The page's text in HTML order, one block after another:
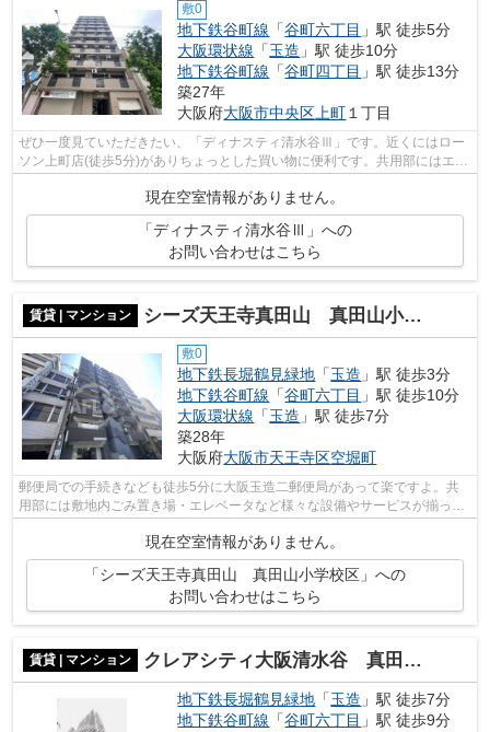
敷0
地下鉄谷町線 「谷町六丁目 」駅 徒歩5分
大阪環状線 「玉造 」駅 徒歩10分
地下鉄谷町線 「谷町四丁目 」駅 徒歩13分
築27年
大阪府大阪市中央区上町１丁目
ぜひ一度見ていただきたい、「ディナスティ清水谷Ⅲ」です。近くにはロー
ソン上町店(徒歩5分)がありちょっとした買い物に便利です。共用部にはエレ
現在空室情報がありません。
「ディナスティ清水谷Ⅲ」への
お問い合わせはこちら
賃貸 | マンション シーズ天王寺真田山 真田山小学校区
敷0
地下鉄長堀鶴見緑地 「玉造 」駅 徒歩3分
地下鉄谷町線 「谷町六丁目 」駅 徒歩10分
大阪環状線 「玉造 」駅 徒歩7分
築28年
大阪府大阪市天王寺区空堀町
郵便局での手続きなども徒歩5分に大阪玉造二郵便局があって楽ですよ。共
用部には敷地内ごみ置き場・エレベータなど様々な設備やサービスが揃って
現在空室情報がありません。
「シーズ天王寺真田山 真田山小学校区」への
お問い合わせはこちら
賃貸 | マンション クレアシティ大阪清水谷 真田山小学校区
地下鉄長堀鶴見緑地 「玉造 」駅 徒歩7分
地下鉄谷町線 「谷町六丁目 」駅 徒歩9分